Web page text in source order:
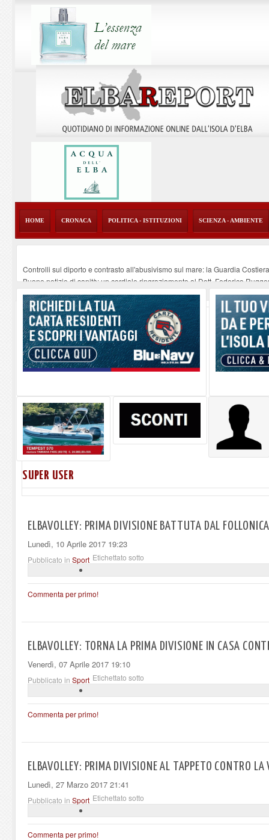
HOME CRONACA POLITICA - ISTITUZIONI SCIENZA - AMBIENTE
Controlli sul diporto e contrasto all'abusivismo sul mare: la Guardia
Buone notizie di sanità: un cordiale ringraziamento al Dott. Federico
Altiero Spinelli e Ursula Hirschmann all'Elba: riaffiora una testimonianza
Capoliveri, potenziata la pulizia dei bordi stradali -07-08-2026
Marina di Campo tra i porti interessati dal nuovo piano dell'Autorità
SUPER USER
ELBAVOLLEY: PRIMA DIVISIONE BATTUTA DAL
Lunedì, 10 Aprile 2017 19:23
Pubblicato in Sport Etichettato sotto
Commenta per primo!
ELBAVOLLEY: TORNA LA PRIMA DIVISIONE IN CASA
Venerdì, 07 Aprile 2017 19:10
Pubblicato in Sport Etichettato sotto
Commenta per primo!
ELBAVOLLEY: PRIMA DIVISIONE AL TAPPETO CONTRO LA
Lunedì, 27 Marzo 2017 21:41
Pubblicato in Sport Etichettato sotto
Commenta per primo!